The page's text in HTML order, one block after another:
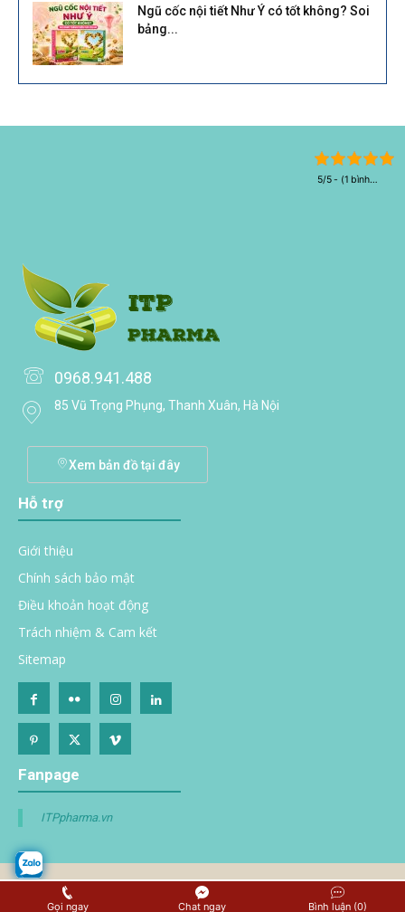
Ngũ cốc nội tiết Như Ý có tốt không? Soi
bảng...
5/5 - (1 bình
0968.941.488
85 Vũ Trọng Phụng, Thanh Xuân, Hà Nội
Xem bản đồ tại đây
Hỗ trợ
Giới thiệu
Chính sách bảo mật
Điều khoản hoạt động
Trách nhiệm & Cam kết
Sitemap
Fanpage
ITPpharma.vn
© 2020 Bản quyền itppharma.com
Gọi ngay Chat ngay Bình luận (0)